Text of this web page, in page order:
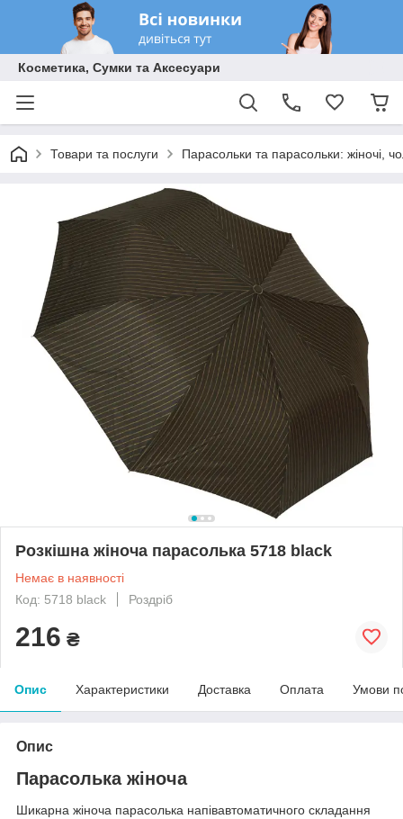
Косметика, Сумки та Аксесуари
Товари та послуги Парасольки та парасольки: жіночі,
Розкішна жіноча парасолька 5718 black
Немає в наявності
Код: 5718 black
Роздріб
216 ₴
Опис Характеристики Доставка Оплата Умови
Опис
Парасолька жіноча
Шикарна жіноча парасолька напівавтоматичного складання